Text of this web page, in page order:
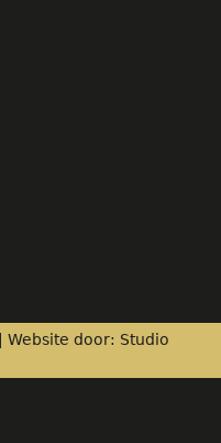
| Website door: Studio